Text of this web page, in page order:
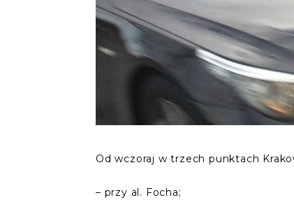
Od wczoraj w trzech punktach
– przy al. Focha;